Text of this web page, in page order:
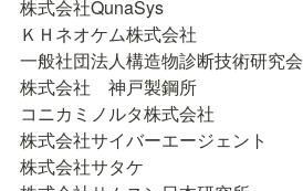
株式会社QunaSys
ＫＨネオケム株式会社
一般社団法人構造物診断技術研究会
株式会社　神戸製鋼所
コニカミノルタ株式会社
株式会社サイバーエージェント
株式会社サタケ